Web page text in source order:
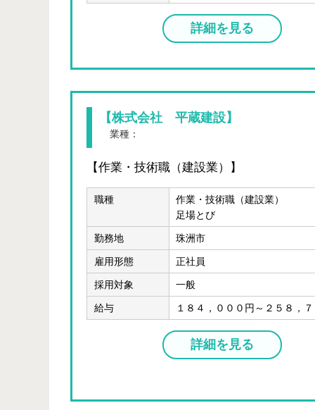
詳細を見る
【株式会社 平蔵建設】
業種：
【作業・技術職（建設業）】
職種
作業・技術職（建設業）
足場とび
勤務地 珠洲市
雇用形態 正社員
採用対象 一般
給与 １８４，０００円～２５８，
詳細を見る